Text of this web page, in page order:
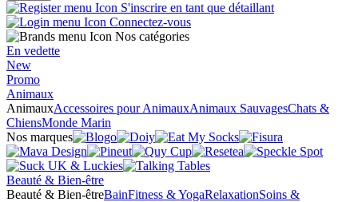
S'inscrire en tant que détaillant
Connectez-vous
Nos catégories
En vedette
New
Promo
Animaux
AnimauxAccessoires pour AnimauxAnimaux SauvagesChats &
ChiensMonde Marin
Nos marques
Beauté & Bien-être
Beauté & Bien-êtreBainFitness & YogaRelaxationSoins &